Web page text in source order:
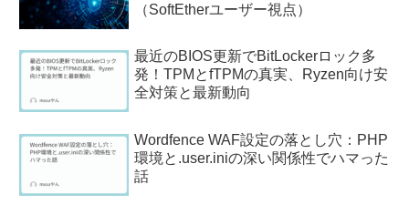
（SoftEtherユーザー視点）
最近のBIOS更新でBitLockerロック多
発！TPMとfTPMの真実、Ryzen向け安
全対策と最新動向
Wordfence WAF設定の落とし穴：PHP
環境と.user.iniの深い関係性でハマった
話